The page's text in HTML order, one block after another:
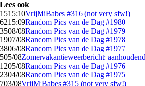
Lees ook
1515:10VrijMiBabes #316 (not very sfw!)
6215:09Random Pics van de Dag #1980
3508/08Random Pics van de Dag #1979
1907/08Random Pics van de Dag #1978
3806/08Random Pics van de Dag #1977
505/08Zomervakantieweerbericht:
1205/08Random Pics van de Dag #1976
2304/08Random Pics van de Dag #1975
703/08VrijMiBabes #315 (not very sfw!)